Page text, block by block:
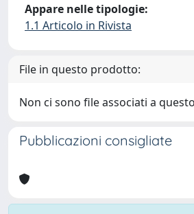
Appare nelle tipologie:
1.1 Articolo in Rivista
File in questo prodotto:
Non ci sono file associati a
Pubblicazioni consigliate